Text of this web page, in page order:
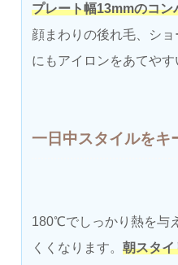
プレート幅13mmのコン
顔まわりの後れ毛、シ
にもアイロンをあてやす
一日中スタイルをキ
180℃でしっかり熱を与
くくなります。 朝スタイ